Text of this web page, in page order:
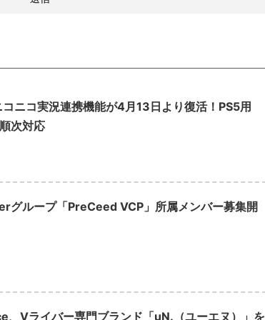
ニコ実況連携機能が4月13日より復活！PS5用
次対応
グループ「PreCeed VCP」所属メンバー募集開
、Vライバー専門ブランド「uN.（ユーエヌ）」を